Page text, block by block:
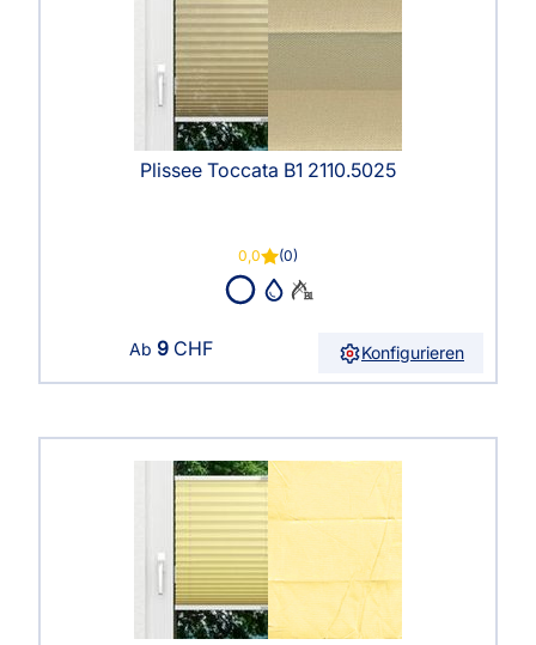
Plissee Toccata B1 2110.5025
0,0 (0)
Ab 9 CHF Konfigurieren